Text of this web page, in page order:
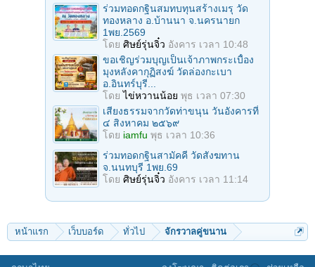
ร่วมทอดกฐินสมทบทุนสร้างเมรุ วัด
ทองหลาง อ.บ้านนา จ.นครนายก
1พย.2569
โดย ศิษย์รุ่นจิ๋ว อังคาร เวลา 10:48
ขอเชิญร่วมบุญเป็นเจ้าภาพกระเบื้อง
มุงหลังคากุฏิสงฆ์ วัดล่องกะเบา
อ.อินทร์บุรี...
โดยไข่หวานน้อย พุธ เวลา 07:30
เสียงธรรมจากวัดท่าขนุน วันอังคารที่
๔ สิงหาคม ๒๕๖๙
โดย iamfu พุธ เวลา 10:36
ร่วมทอดกฐินสามัคคี วัดสังฆทาน
จ.นนทบุรี 1พย.69
โดย ศิษย์รุ่นจิ๋ว อังคาร เวลา 11:14
หน้าแรก เว็บบอร์ด ทั่วไป จักรวาลคู่ขนาน